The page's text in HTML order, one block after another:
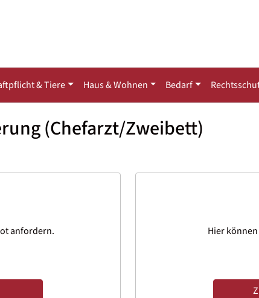
& Tiere Haus & Wohnen Bedarf
(Chefarzt/Zweibett)
anfordern. Hier